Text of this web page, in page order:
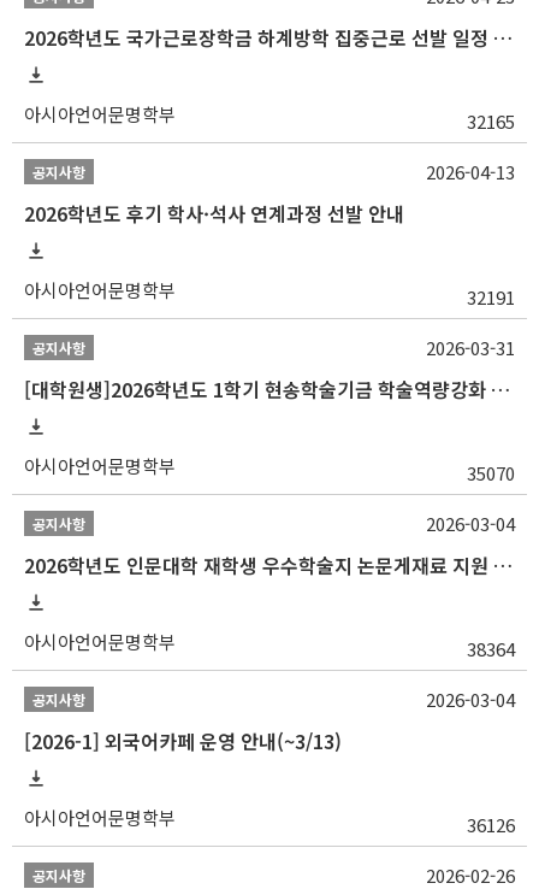
2026학년도 국가근로장학금 하계방학 집중근로 선발 일정 안내
아시아언어문명학부 32165
공지사항
2026학년도 후기 학사·석사 연계과정 선발 안내
아시아언어문명학부 32191
2026-04-13
공지사항
[대학원생]2026학년도 1학기 현송학술기금 학술역량강화 사업 안내
아시아언어문명학부 35070
2026-03-31
공지사항
2026학년도 인문대학 재학생 우수학술지 논문게재료 지원 안내
아시아언어문명학부 38364
2026-03-04
공지사항
[2026-1] 외국어카페 운영 안내(~3/13)
아시아언어문명학부 36126
2026-03-04
공지사항 2026-02-26